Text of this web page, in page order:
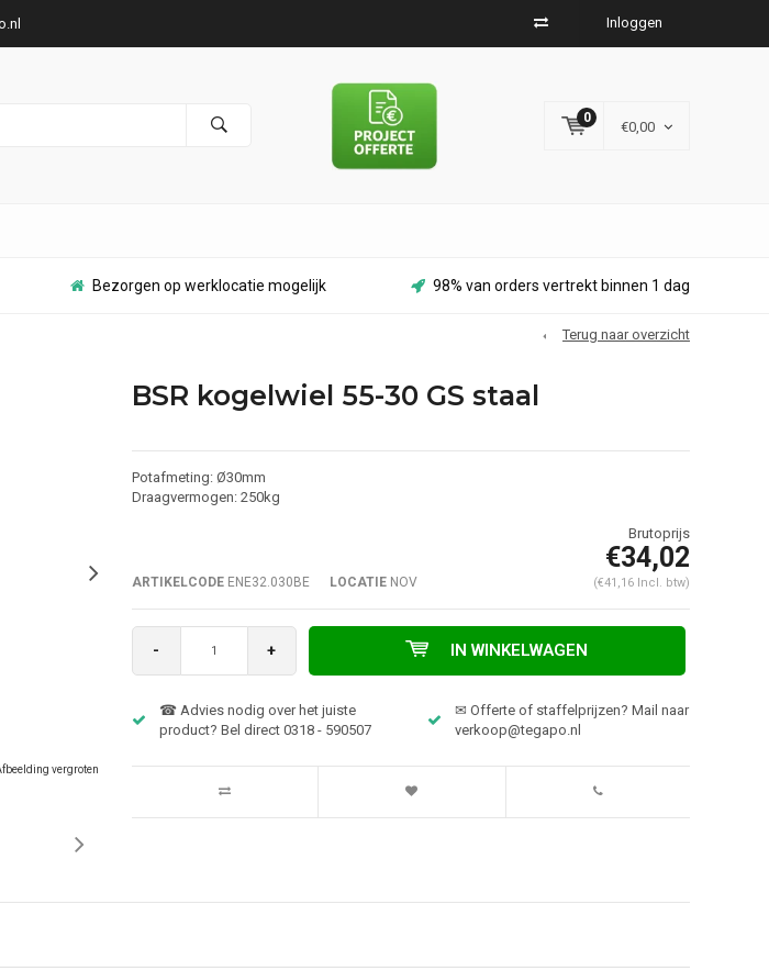
Inloggen
0
€0,00
Bezorgen op werklocatie mogelijk 98% van orders vertrekt binnen 1 dag
Terug naar overzicht
vergroten Afbeelding vergroten
BSR kogelwiel 55-30 GS staal
Potafmeting: Ø30mm
Draagvermogen: 250kg
ARTIKELCODEENE32.030BE LOCATIENOV
€34,02
(€41,16 Incl. btw)
- + IN WINKELWAGEN
☎ Advies nodig over het juiste
product? Bel direct 0318 - 590507
✉ Offerte of staffelprijzen? Mail naar
verkoop@tegapo.nl